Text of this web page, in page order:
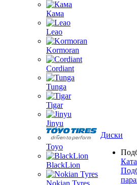
Кама
Leao
Kormoran
Cordiant
Tunga
Tigar
Jinyu
Toyo
BlackLion
Nokian Tyres
Диски